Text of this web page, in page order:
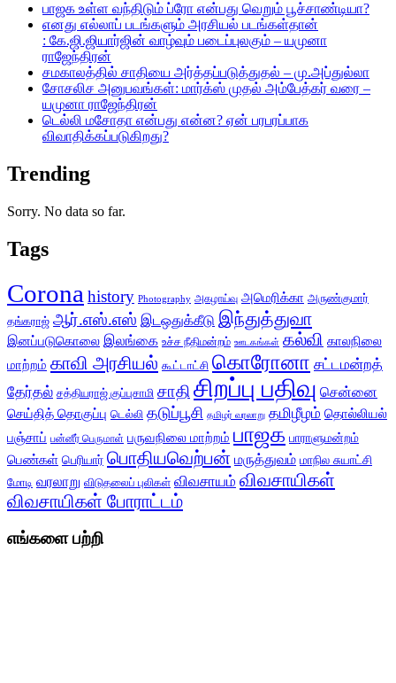
பாஜக உள்ள வந்திடும் ப்ரோ என்பது வெறும் பூச்சாண்டியா?
எனது எல்லாப் படங்களும் அரசியல் படங்கள்தான்
: கே.ஜி.ஜியார்ஜின் வாழ்வும் படைப்புலகும் – யமுனா
ராஜேந்திரன்
சமகாலத்தில் சாதியை அர்த்தப்படுத்துதல் – மு.அப்துல்லா
சோசலிச அனுபவங்கள்: மார்க்ஸ் முதல் அம்பேத்கர் வரை –
யமுனா ராஜேந்திரன்
டெல்லி மசோதா என்பது என்ன? ஏன் பரபரப்பாக
விவாதிக்கப்படுகிறது?
Trending
Sorry. No data so far.
Tags
Corona history Photography அகழாய்வு அமெரிக்கா அருண்குமார்
தங்கராஜ் ஆர்.எஸ்.எஸ் இடஒதுக்கீடு இந்துத்துவா
இனப்படுகொலை இலங்கை உச்ச நீதிமன்றம் ஊடகங்கள் கல்வி காலநிலை
மாற்றம் காவி அரசியல் கூட்டாட்சி கொரோனா சட்டமன்றத்
தேர்தல் சத்தியராஜ் குப்புசாமி சாதிசிறப்பு பதிவு சென்னை
செய்தித் தொகுப்பு டெல்லி தடுப்பூசி தமிழர் வரலாறு தமிழீழம் தொல்லியல்
பஞ்சாப் பன்னீர் பெருமாள் பருவநிலை மாற்றம் பாஜக பாராளுமன்றம்
பெண்கள் பெரியார் பொதியவெற்பன் மருத்துவம் மாநில சுயாட்சி
மோடி வரலாறு விடுதலைப் புலிகள் விவசாயம் விவசாயிகள்
விவசாயிகள் போராட்டம்
எங்களை பற்றி